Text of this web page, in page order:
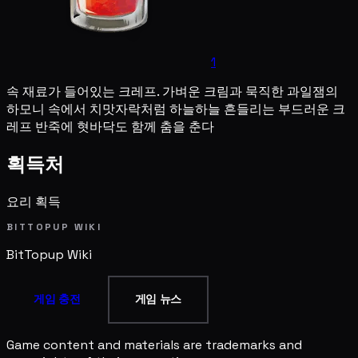
1
속 재료가 들어있는 크레프. 가벼운 크림과 묵직한 과일잼의
하모니 속에서 치맛자락처럼 하늘하늘 흔들리는 부드러운 크
레프 반죽에 혓바닥도 함께 춤을 춘다
획득처
요리 획득
BITTOPUP WIKI
BitTopup Wiki
게임 충전 게임 뉴스
Game content and materials are trademarks and